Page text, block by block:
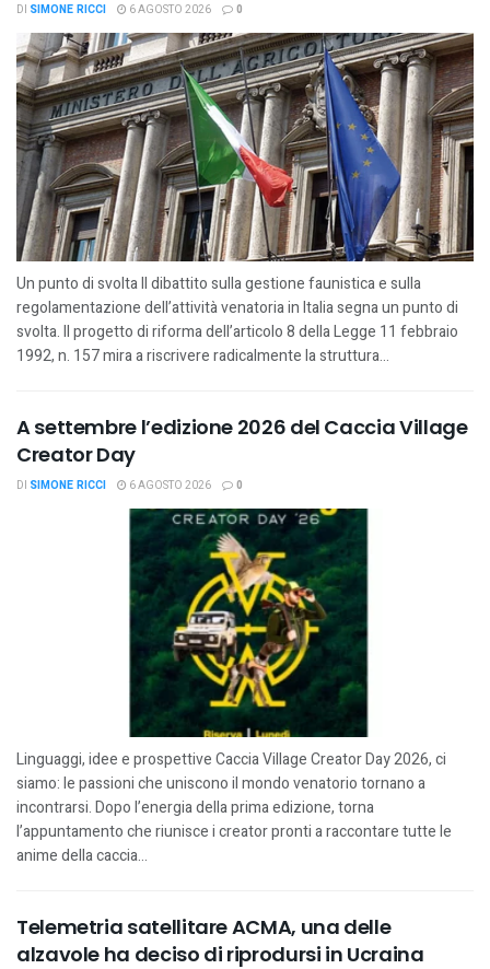
DI SIMONE RICCI 6 AGOSTO 2026 0
Un punto di svolta Il dibattito sulla gestione faunistica e sulla
regolamentazione dell’attività venatoria in Italia segna un punto di
svolta. Il progetto di riforma dell’articolo 8 della Legge 11 febbraio
1992, n. 157 mira a riscrivere radicalmente la struttura...
A settembre l’edizione 2026 del Caccia Village
Creator Day
DI SIMONE RICCI 6 AGOSTO 2026 0
Linguaggi, idee e prospettive Caccia Village Creator Day 2026, ci
siamo: le passioni che uniscono il mondo venatorio tornano a
incontrarsi. Dopo l’energia della prima edizione, torna
l’appuntamento che riunisce i creator pronti a raccontare tutte le
anime della caccia...
Telemetria satellitare ACMA, una delle
alzavole ha deciso di riprodursi in Ucraina